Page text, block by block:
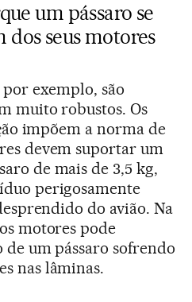
um pássaro se
seus motores
exemplo, são
muito robustos. Os
impõem a norma de
devem suportar um
de mais de 3,5 kg,
perigosamente
do avião. Na
motores pode
um pássaro sofrendo
nas lâminas.